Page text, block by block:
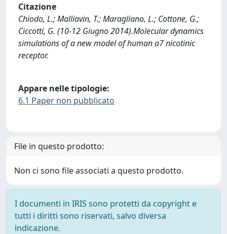
Citazione
Chiodo, L.; Malliavin, T.; Maragliano, L.; Cottone, G.;
Ciccotti, G. (10-12 Giugno 2014).Molecular dynamics
simulations of a new model of human a7 nicotinic
receptor.
Appare nelle tipologie:
6.1 Paper non pubblicato
File in questo prodotto:
Non ci sono file associati a questo prodotto.
I documenti in IRIS sono protetti da copyright e
tutti i diritti sono riservati, salvo diversa
indicazione.